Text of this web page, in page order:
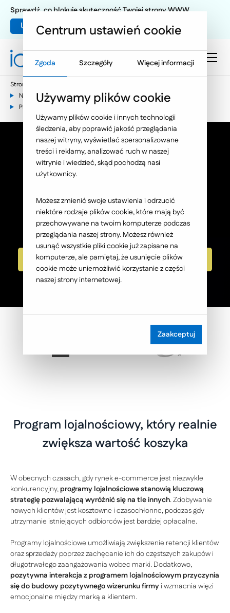
Umów warsztat UX
Sprawdź, co blokuje skuteczność Twojej strony WWW
Strona główna
Narzędzia wspierające e-commerce
Programy lojalnościowe - zaangażuj swoich Klientów
Programy lojalnościowe
w e-commerce
Zamień jednorazowych klientów
w lojalnych ambasadorów marki.
Umów konsultację
Program lojalnościowy, który realnie
zwiększa wartość koszyka
W obecnych czasach, gdy rynek e-commerce jest niezwykle
konkurencyjny,programy lojalnościowe stanowią kluczową
strategię pozwalającą wyróżnić się na tle innych. Zdobywanie
nowych klientów jest kosztowne i czasochłonne, podczas gdy
utrzymanie istniejących odbiorców jest bardziej opłacalne.
Programy lojalnościowe umożliwiają zwiększenie retencji klientów
oraz sprzedaży poprzez zachęcanie ich do częstszych zakupów i
długotrwałego zaangażowania wobec marki. Dodatkowo,
pozytywna interakcja z programem lojalnościowym przyczynia
się do budowy pozytywnego wizerunku firmy i wzmacnia więzi
emocjonalne między marką a klientem.
Centrum ustawień cookie
Zgoda Szczegóły Więcej informacji
Używamy plików cookie
Używamy plików cookie i innych technologii
śledzenia, aby poprawić jakość przeglądania
naszej witryny, wyświetlać spersonalizowane
treści i reklamy, analizować ruch w naszej
witrynie i wiedzieć, skąd pochodzą nasi
użytkownicy.
Możesz zmienić swoje ustawienia i odrzucić
niektóre rodzaje plików cookie, które mają być
przechowywane na twoim komputerze podczas
przeglądania naszej strony. Możesz również
usunąć wszystkie pliki cookie już zapisane na
komputerze, ale pamiętaj, że usunięcie plików
cookie może uniemożliwić korzystanie z części
naszej strony internetowej.
Zaakceptuj